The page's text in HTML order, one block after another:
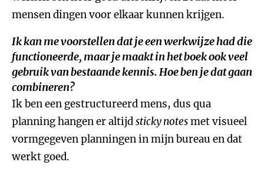
mensen dingen voor elkaar kunnen krijgen.
Ik kan me voorstellen dat je een werkwijze had die
functioneerde, maar je maakt in het boek ook veel
gebruik van bestaande kennis. Hoe ben je dat gaan
combineren?
Ik ben een gestructureerd mens, dus qua
planning hangen er altijdsticky notesmet visueel
vormgegeven planningen in mijn bureau en dat
werkt goed.